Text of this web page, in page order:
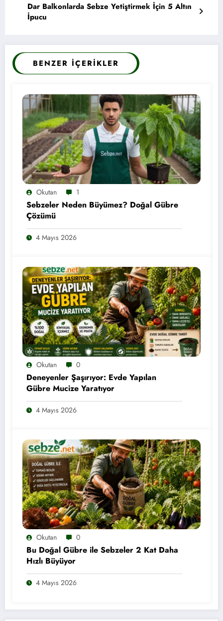
Dar Balkonlarda Sebze Yetiştirmek İçin 5 Altın
İpucu
BENZER İÇERIKLER
Okutan 1
Sebzeler Neden Büyümez? Doğal Gübre
Çözümü
4 Mayıs 2026
Okutan 0
Deneyenler Şaşırıyor: Evde Yapılan
Gübre Mucize Yaratıyor
4 Mayıs 2026
Okutan 0
Bu Doğal Gübre ile Sebzeler 2 Kat Daha
Hızlı Büyüyor
4 Mayıs 2026